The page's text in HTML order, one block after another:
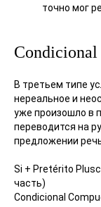
точно мог
В третьем типе
нереальное и
уже произошло в
переводится на
предложении
Si + Pretérito
часть)
Condicional